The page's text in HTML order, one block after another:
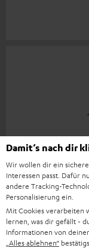
Damit‘s nach dir
Wir wollen dir ein
Interessen passt. Dafür
andere Tracking-
Personalisierung ein.
Mit Cookies verarbeiten
lernen, was dir gefällt -
Informationen von
„Alles ablehnen“